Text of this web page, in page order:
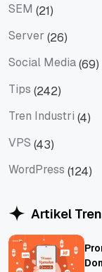
SEM (21)
Server (26)
Social Media(69)
Tips (242)
Tren Industri (4)
VPS (43)
WordPress (124)
Artikel